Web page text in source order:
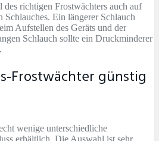
richtigen Frostwächters auch auf
Schlauches. Ein längerer Schlauch
Aufstellen des Geräts und der
Schlauch sollte ein Druckminderer
Frostwächter günstig
wenige unterschiedliche